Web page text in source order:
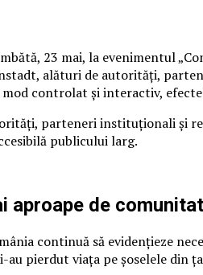
23 mai, la evenimentul
alături de autorități,
controlat și interactiv,
parteneri instituționali și
publicului larg.
aproape de
continuă să evidențieze
pierdut viața pe șoselele din